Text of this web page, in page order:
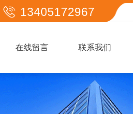
13405172967
在线留言 联系我们